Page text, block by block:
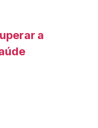
a